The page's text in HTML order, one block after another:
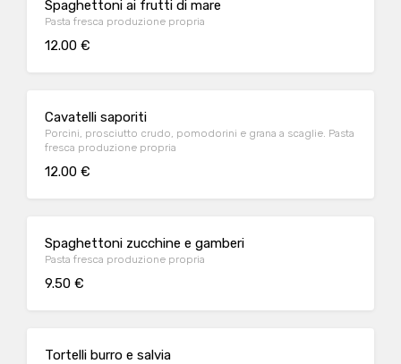
Spaghettoni ai frutti di mare
Pasta fresca produzione propria
12.00 €
Cavatelli saporiti
Porcini, prosciutto crudo, pomodorini e grana a scaglie. Pasta
fresca produzione propria
12.00 €
Spaghettoni zucchine e gamberi
Pasta fresca produzione propria
9.50 €
Tortelli burro e salvia